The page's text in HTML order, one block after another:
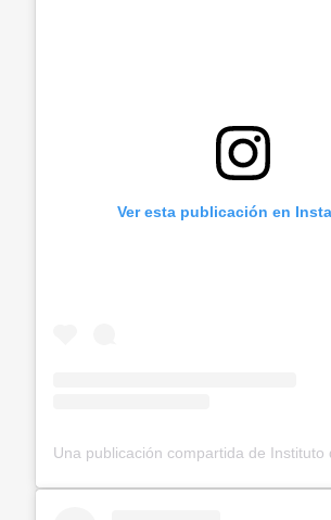
Ver esta publicación en